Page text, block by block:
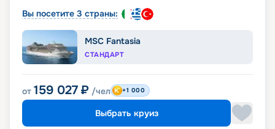
Вы посетите 3 страны:
MSC Fantasia
СТАНДАРТ
от 159 027 ₽ /чел +1 000
Выбрать круиз